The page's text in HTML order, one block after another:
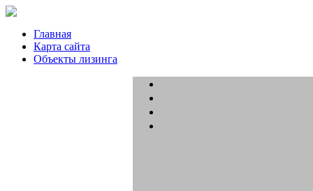
Главная
Карта сайта
Объекты лизинга